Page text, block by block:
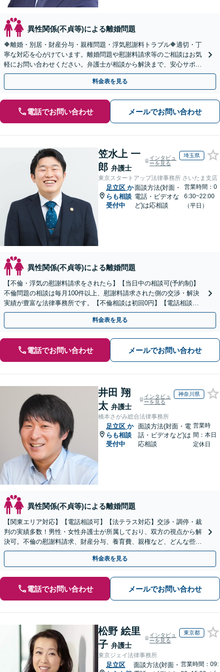
異性関係(不貞等)による離婚問題
🔶離婚・別居・財産分与・親権問題・浮気慰謝料トラブル🔶適切・丁
寧な対応を心がけています。離婚問題や慰謝料請求等のご相談はお気
軽にお問い合わせください。弁護士が相談から解決まで、安心サポー
トいたします。◤完全予約制・初回法律相談無料◢
料金表を見る
電話でお問い合わせ メールでお問い合わせ
笠水上 一
郎 弁護士
インタビュ
ーを見る
埼玉県
東京スタートアップ法律事務所 さいたま支店
足立区 か
らも相談
受付中
面談方法(対面・
電話・ビデオな
ど)は応相談
営業時間：0
6:30~22:00
（平日）
異性関係(不貞等)による離婚問題
【不倫・浮気の慰謝料請求をされたら】【当日中の相談可(予約制)】
不倫問題の相談は毎月100件以上、慰謝料請求された側の交渉・解決
実績が豊富な法律事務所です。【不倫相談は初回0円】【電話相談で
ご契約まで対応可/来所不要】
料金表を見る
電話でお問い合わせ メールでお問い合わせ
井田 翔
太 弁護士
インタビュ
ーを見る
神奈川県
橋本さがみ総合法律事務所
足立区 か
らも相談
受付中
面談方法(対面・電
話・ビデオなど)は
応相談
営業時
間：本日
定休日
異性関係(不貞等)による離婚問題
【関東エリア対応】【電話相談可】【法テラス対応】交渉・調停・裁
判の実績多数！男性・女性弁護士が所属しており、双方の視点から解
決可。不倫の慰謝料請求、財産分与、養育費、親権など、どんな些細
なことでもお気軽にご相談ください【休日・夜間面談可】
料金表を見る
電話でお問い合わせ メールでお問い合わせ
松野 絵里
子 弁護士
インタビュ
ーを見る
東京都
東京ジェイ法律事務所
足立区
面談方法(対面・ 営業時間：09: